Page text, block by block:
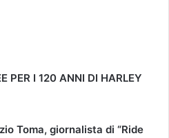
PER I 120 ANNI DI HARLEY
Toma, giornalista di “Ride